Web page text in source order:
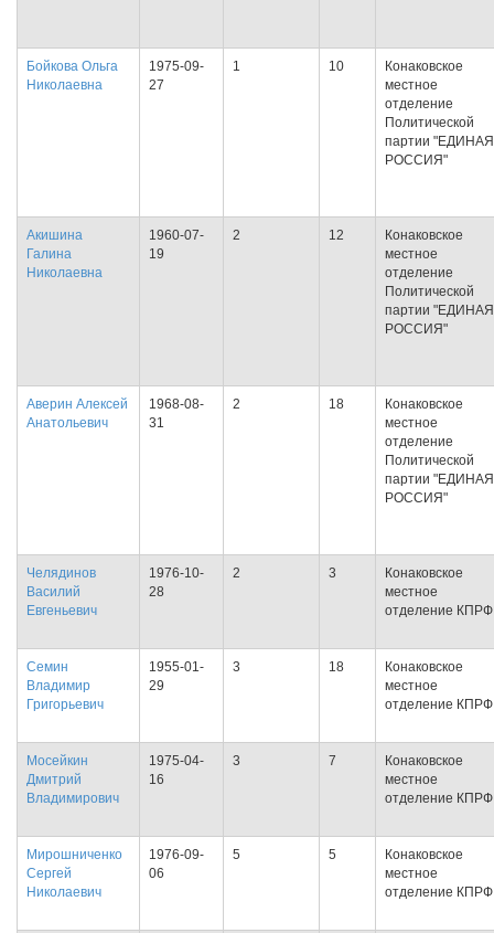
Бойкова Ольга
Николаевна
1975-09-
27
1 10
Конаковское
местное
отделение
Политической
партии "ЕДИНАЯ
РОССИЯ"
Акишина
Галина
Николаевна
1960-07-
19
2 12
Конаковское
местное
отделение
Политической
партии "ЕДИНАЯ
РОССИЯ"
Аверин Алексей
Анатольевич
1968-08-
31
2 18
Конаковское
местное
отделение
Политической
партии "ЕДИНАЯ
РОССИЯ"
Челядинов
Василий
Евгеньевич
1976-10-
28
2 3
Конаковское
местное
отделение КПРФ
Семин
Владимир
Григорьевич
1955-01-
29
3 18
Конаковское
местное
отделение КПРФ
Мосейкин
Дмитрий
Владимирович
1975-04-
16
3 7
Конаковское
местное
отделение КПРФ
Мирошниченко
Сергей
Николаевич
1976-09-
06
5 5
Конаковское
местное
отделение КПРФ